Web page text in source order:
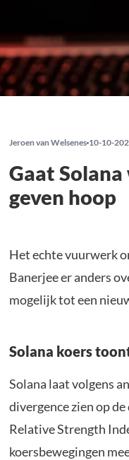
Jeroen van Welsenes 10-10-
Gaat
geven hoop
Het echte vuurwerk
Banerjee er anders
mogelijk tot een
Solana koers
Solana laat volgens
divergence zien op
Relative Strength
koersbewegingen